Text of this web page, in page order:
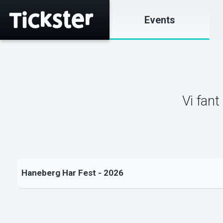
Events
Vi fant
Haneberg Har Fest - 2026